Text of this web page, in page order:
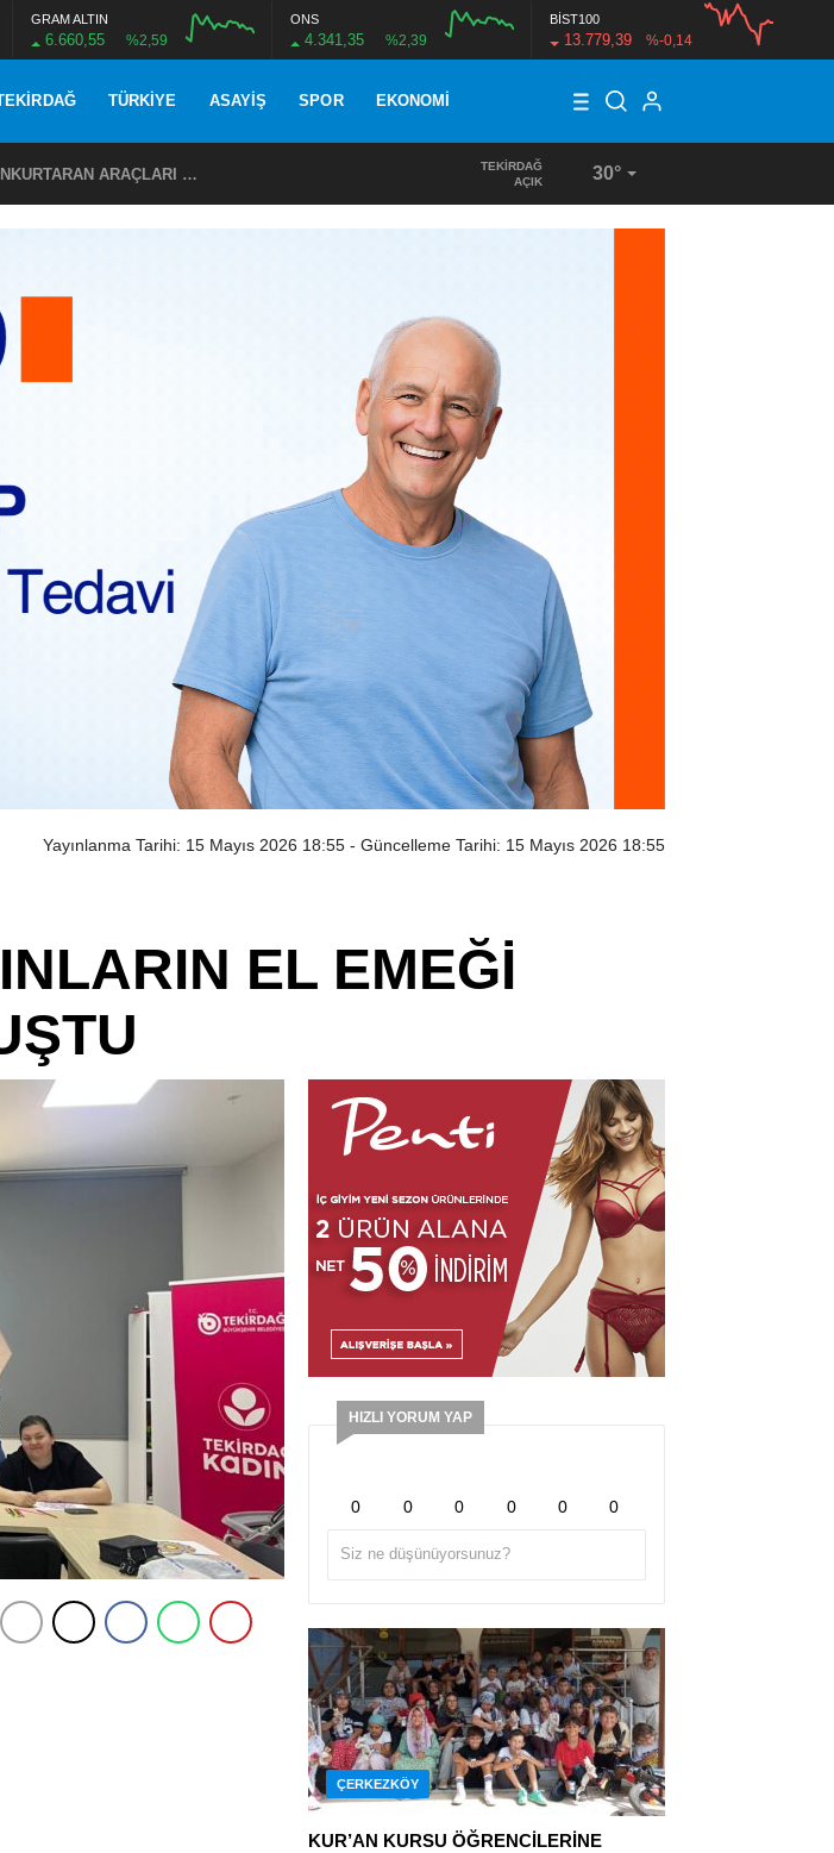
GRAM ALTIN
6.660,55 %2,59
ONS
4.341,35 %2,39
BİST100
13.779,39 %-0,14
TÜRKIYE ASAYIŞ SPOR EKONOMI
TEKİRDAĞ SAHİLLERİNDE YENİ NESİL İNSANSIZ CANKURTARAN ARAÇLARI GÖREVDE KUR’AN KURSU ÖĞRENCİLERİNE DONDURMA İKRAMI
TEKIRDAĞ
AÇIK
30°
Yayınlanma Tarihi: 15 Mayıs 2026 18:55 - Güncelleme Tarihi: 15 Mayıs 2026 18:55
EL EMEĞİ
HIZLI YORUM YAP
0 0 0 0 0 0
ÇERKEZKÖY
KUR’AN KURSU ÖĞRENCİLERİNE